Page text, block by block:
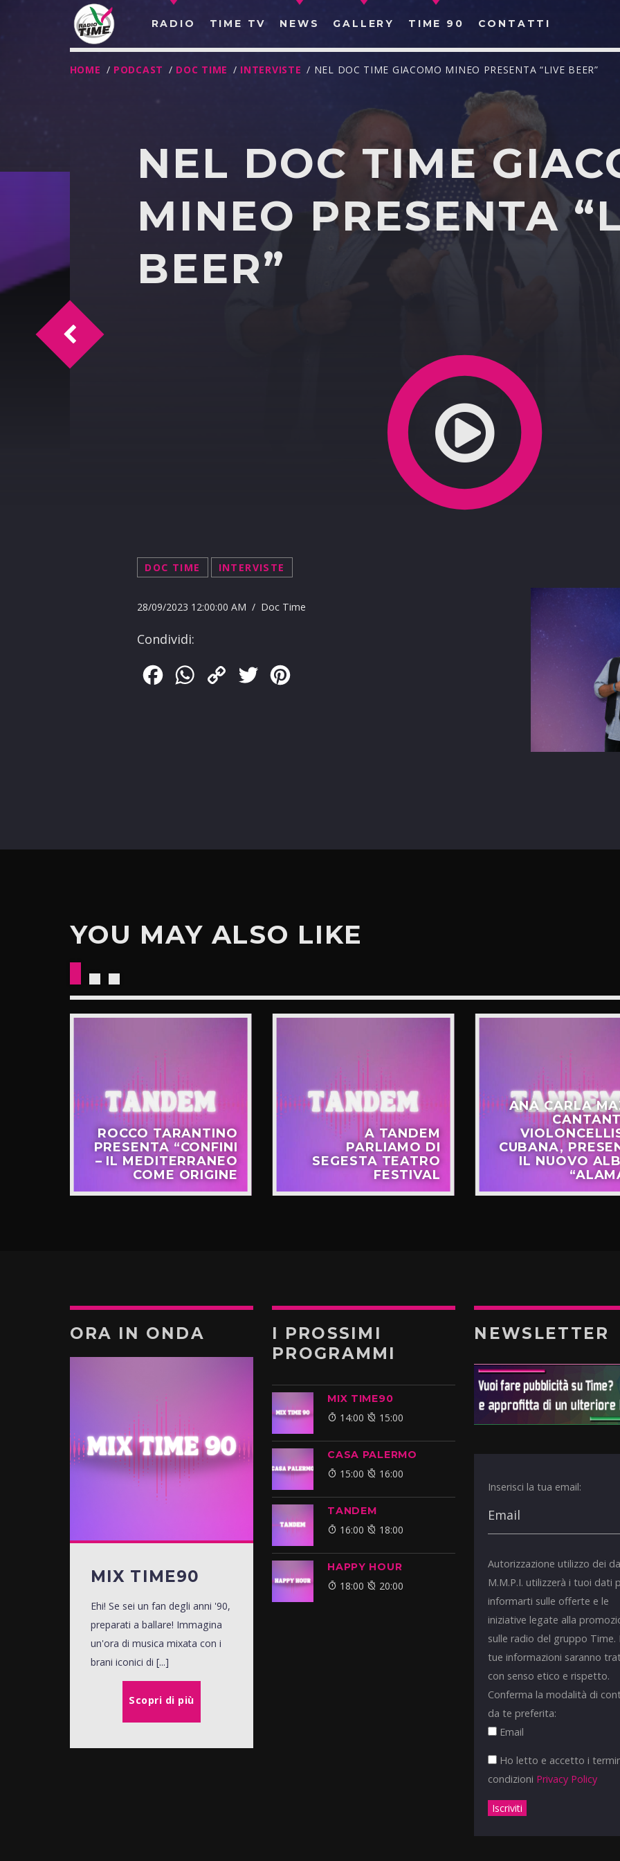
RADIO TIME TV NEWS GALLERY TIME 90 CONTATTI
CERCA NEL SITO WEB:
HOME / PODCAST / DOC TIME / INTERVISTE / NEL DOC TIME GIACOMO MINEO PRESENTA “LIVE BEER”
NEL DOC TIME
MINEO PRESENTA
BEER”
DOC TIME INTERVISTE
28/09/2023 12:00:00 AM / Doc Time
Condividi:
FacebookWhatsApp
Copy
Twitter
Mercato Ballarò e Rap
YOU MAY ALSO LIKE
ROCCO TARANTINO
PRESENTA “CONFINI
– IL MEDITERRANEO
COME ORIGINE
A TANDEM
PARLIAMO DI
SEGESTA TEATRO
FESTIVAL
ANA CARLA
CUBANA,
IL NUOVO
ORA IN ONDA
MIX TIME90
Ehi! Se sei un fan degli anni '90,
preparati a ballare! Immagina
un'ora di musica mixata con i
brani iconici di [...]
Scopri di più
I PROSSIMI
PROGRAMMI
MIX TIME90
14:00 15:00
CASA PALERMO
15:00 16:00
TANDEM
16:00 18:00
HAPPY HOUR
18:00 20:00
NEWSLETTER
Inserisci la tua email:
Autorizzazione utilizzo dei
M.M.P.I. utilizzerà i tuoi dati
informarti sulle offerte e le
iniziative legate alla
sulle radio del gruppo Time.
tue informazioni saranno
con senso etico e rispetto.
Conferma la modalità di
da te preferita:
Email
Ho letto e accetto i
condizioni Privacy Policy